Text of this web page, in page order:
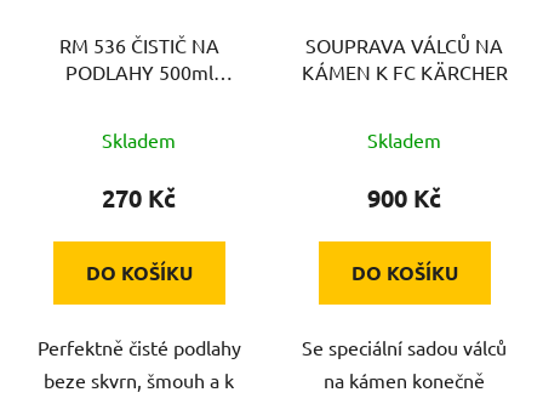
RM 536 ČISTIČ NA
PODLAHY 500ml
Skladem
270 Kč
DO KOŠÍKU
Perfektně čisté podlahy
beze skvrn, šmouh a k
SOUPRAVA VÁLCŮ NA
KÁMEN K FC KÄRCHER
Skladem
900 Kč
DO KOŠÍKU
Se speciální sadou válců
na kámen konečně